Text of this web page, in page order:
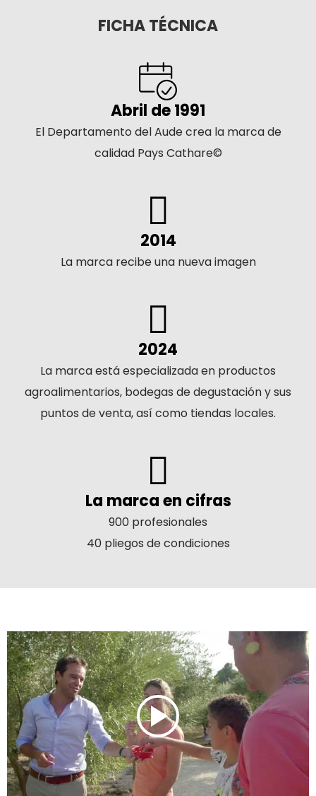
FICHA TÉCNICA
Abril de 1991
El Departamento del Aude crea la marca de
calidad Pays Cathare©
2014
La marca recibe una nueva imagen
2024
La marca está especializada en productos
agroalimentarios, bodegas de degustación y sus
puntos de venta, así como tiendas locales.
La marca en cifras
900 profesionales
40 pliegos de condiciones